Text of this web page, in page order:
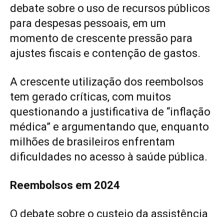
debate sobre o uso de recursos públicos
para despesas pessoais, em um
momento de crescente pressão para
ajustes fiscais e contenção de gastos.
A crescente utilização dos reembolsos
tem gerado críticas, com muitos
questionando a justificativa de “inflação
médica” e argumentando que, enquanto
milhões de brasileiros enfrentam
dificuldades no acesso à saúde pública.
Reembolsos em 2024
O debate sobre o custeio da assistência